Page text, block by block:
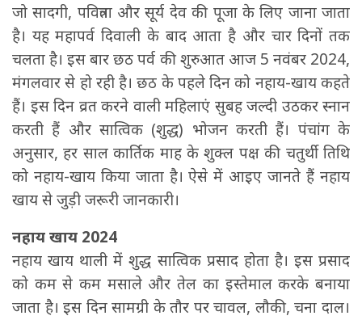
जो सादगी, पवित्रता और सूर्य देव की पूजा के लिए जाना जाता
है। यह महापर्व दिवाली के बाद आता है और चार दिनों तक
चलता है। इस बार छठ पर्व की शुरुआत आज 5 नवंबर 2024,
मंगलवार से हो रही है। छठ के पहले दिन को नहाय-खाय कहते
हैं। इस दिन व्रत करने वाली महिलाएं सुबह जल्दी उठकर स्नान
करती हैं और सात्विक (शुद्ध) भोजन करती हैं। पंचांग के
अनुसार, हर साल कार्तिक माह के शुक्ल पक्ष की चतुर्थी ति​​थि
को नहाय-खाय किया जाता है। ऐसे में आइए जानते हैं नहाय
खाय से जुड़ी जरूरी जानकारी।
नहाय खाय 2024
नहाय खाय थाली में शुद्ध सात्विक प्रसाद होता है। इस प्रसाद
को कम से कम मसाले और तेल का इस्तेमाल करके बनाया
जाता है। इस दिन सामग्री के तौर पर चावल, लौकी, चना दाल।